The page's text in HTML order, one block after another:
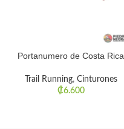
Portanumero de Costa Rica
Trail Running, Cinturones
₡6.600